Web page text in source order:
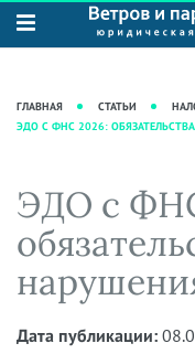
О нас
Рекомендации
Преимущества
фирмы
Кейсы
Вакансии
Юридические
Интеллектуальная
Налоговая практика
Сопровождение
Ведение уголовных
Защита активов
Ведение дел о
База знаний
практики"
Новости
Аудиоподкасты
Видеоподкасты
Справочная
Вопросы-ответы
ГЛАВНАЯ СТАТЬИ
ЭДО С ФНС 2026:
ЭДО с
Дата публикации: